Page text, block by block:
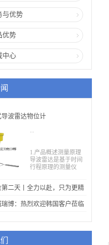
与优势
优势
中心
导波雷达物位计
...
1.产品概述测量原理
导波雷达是基于时间
行程原理的测量仪
过电子部件被转换成
高频脉冲并沿缆式或
第二天丨全力以赴，只为更精
放！
瑞博：热烈欢迎韩国客户莅临